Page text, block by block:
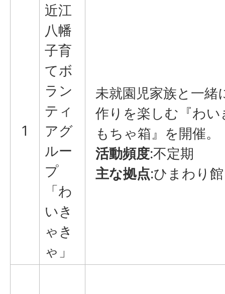
1
近江
八幡
子育
てボ
ラン
ティ
アグ
ルー
プ
「わ
いき
ゃき
ゃ」
未就園児家族と一緒
作りを楽しむ『わ
もちゃ箱』を開催。
活動頻度:不定期
主な拠点:ひまわり館